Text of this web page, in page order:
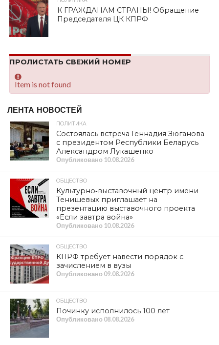
К ГРАЖДАНАМ СТРАНЫ! Обращение
Председателя ЦК КПРФ
ПРОЛИСТАТЬ СВЕЖИЙ НОМЕР
Item is not found
ЛЕНТА НОВОСТЕЙ
ПОЛИТИКА
Состоялась встреча Геннадия Зюганова
с президентом Республики Беларусь
Александром Лукашенко
Опубликовано 10.08.2026
ОБЩЕСТВО
Культурно‑выставочный центр имени
Тенишевых приглашает на
презентацию выставочного проекта
«Если завтра война»
Опубликовано 10.08.2026
ОБЩЕСТВО
КПРФ требует навести порядок с
зачислением в вузы
Опубликовано 09.08.2026
ОБЩЕСТВО
Починку исполнилось 100 лет
Опубликовано 08.08.2026